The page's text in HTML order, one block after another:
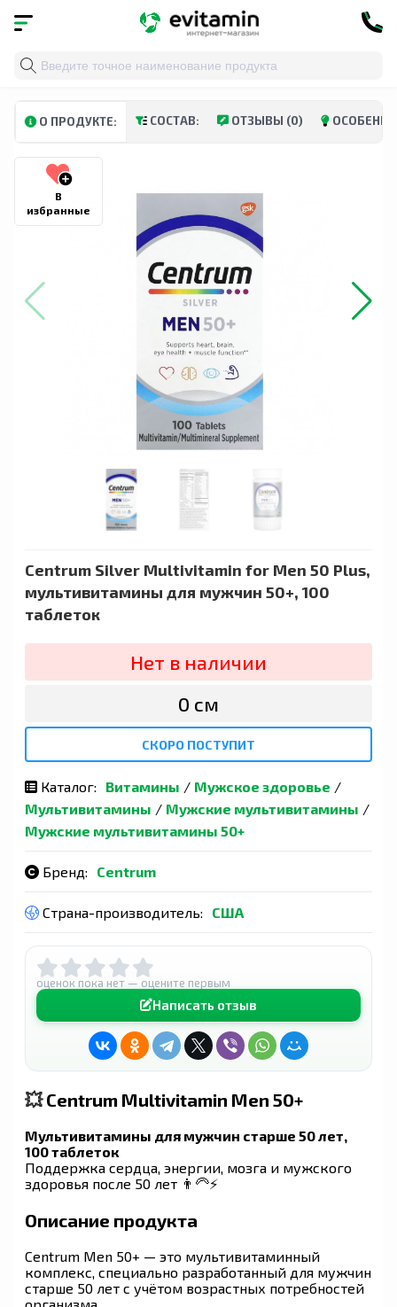
Главная Витамины и минералы
О ПРОДУКТЕ: СОСТАВ: ОТЗЫВЫ (0)
В
избранные
Centrum Silver Multivitamin for Men 50 Plus,
мультивитамины для мужчин 50+, 100
таблеток
Нет в наличии
0 сӯм
СКОРО ПОСТУПИТ
Каталог: Витамины / Мужское здоровье /
Мультивитамины / Мужские мультивитамины /
Мужские мультивитамины 50+
Бренд: Centrum
Страна-производитель: США
оценок пока нет — оцените первым
Написать отзыв
💥Centrum Multivitamin Men 50+
Мультивитамины для мужчин старше 50 лет,
100 таблеток
Поддержка сердца, энергии, мозга и мужского
здоровья после 50 лет 👨‍🦳⚡
Описание продукта
Centrum Men 50+ — это мультивитаминный
комплекс, специально разработанный для мужчин
старше 50 лет с учётом возрастных потребностей
организма.